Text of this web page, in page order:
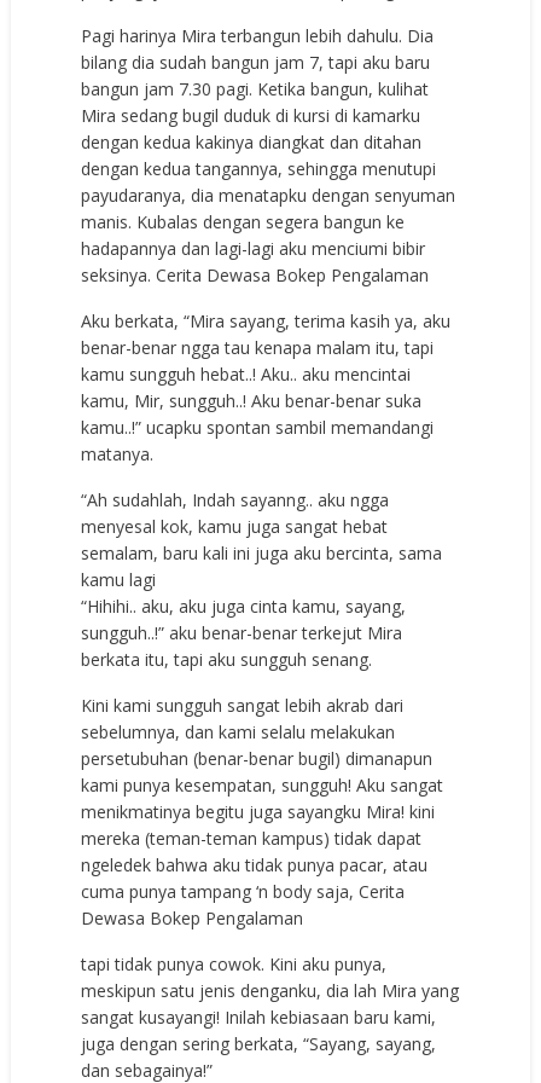
Pagi harinya Mira terbangun lebih dahulu. Dia
bilang dia sudah bangun jam 7, tapi aku baru
bangun jam 7.30 pagi. Ketika bangun, kulihat
Mira sedang bugil duduk di kursi di kamarku
dengan kedua kakinya diangkat dan ditahan
dengan kedua tangannya, sehingga menutupi
payudaranya, dia menatapku dengan senyuman
manis. Kubalas dengan segera bangun ke
hadapannya dan lagi-lagi aku menciumi bibir
seksinya. Cerita Dewasa Bokep Pengalaman
Aku berkata, “Mira sayang, terima kasih ya, aku
benar-benar ngga tau kenapa malam itu, tapi
kamu sungguh hebat..! Aku.. aku mencintai
kamu, Mir, sungguh..! Aku benar-benar suka
kamu..!” ucapku spontan sambil memandangi
matanya.
“Ah sudahlah, Indah sayanng.. aku ngga
menyesal kok, kamu juga sangat hebat
semalam, baru kali ini juga aku bercinta, sama
kamu lagi
“Hihihi.. aku, aku juga cinta kamu, sayang,
sungguh..!” aku benar-benar terkejut Mira
berkata itu, tapi aku sungguh senang.
Kini kami sungguh sangat lebih akrab dari
sebelumnya, dan kami selalu melakukan
persetubuhan (benar-benar bugil) dimanapun
kami punya kesempatan, sungguh! Aku sangat
menikmatinya begitu juga sayangku Mira! kini
mereka (teman-teman kampus) tidak dapat
ngeledek bahwa aku tidak punya pacar, atau
cuma punya tampang ‘n body saja, Cerita
Dewasa Bokep Pengalaman
tapi tidak punya cowok. Kini aku punya,
meskipun satu jenis denganku, dia lah Mira yang
sangat kusayangi! Inilah kebiasaan baru kami,
juga dengan sering berkata, “Sayang, sayang,
dan sebagainya!”